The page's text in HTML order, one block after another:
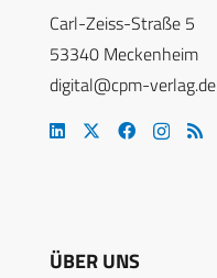
Carl-Zeiss-Straße 5
53340 Meckenheim
digital@cpm-verlag.de
ÜBER UNS